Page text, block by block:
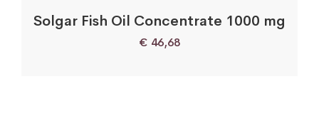
Solgar Fish Oil Concentrate 1000 mg
€ 46,68